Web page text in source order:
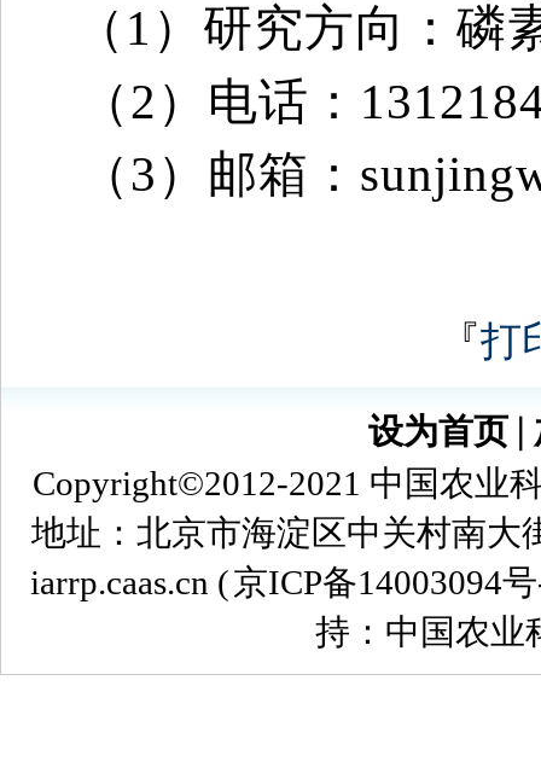
（1）研究方向：磷
（2）电话：
（3）邮箱：
『打
设为首页
Copyright©2012-2021 中国农业
地址：北京市海淀区中关村南大
iarrp.caas.cn (京ICP备14003094
持：中国农